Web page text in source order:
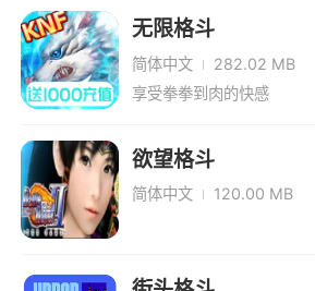
无限格斗
简体中文
282.02 MB
享受拳拳到肉的快感
欲望格斗
简体中文 120.00 MB